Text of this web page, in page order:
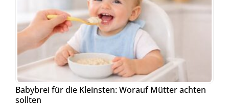
Babybrei für die Kleinsten: Worauf Mütter achten
sollten